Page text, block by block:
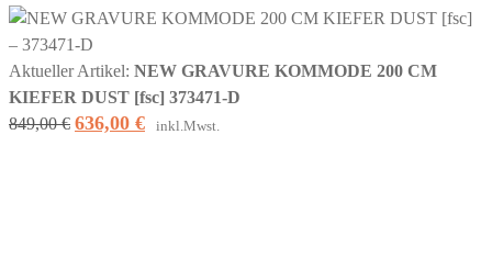
Aktueller Artikel: NEW GRAVURE KOMMODE 200 CM
KIEFER DUST [fsc] 373471-D
849,00€ Ursprünglicher
636,00 €Aktueller
inkl.Mwst.